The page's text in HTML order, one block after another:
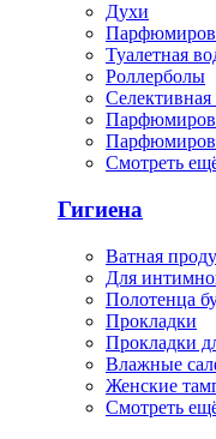
Духи
Туалетная
Роллерболы
Смотреть
Гигиена
Ватная
Для
Полотенца
Прокладки
Прокладки
Влажные
Женские
Смотреть